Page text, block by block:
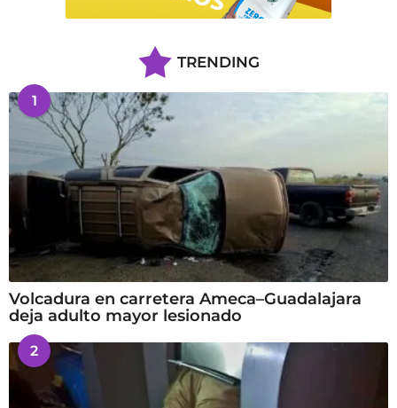
TRENDING
1
Volcadura en carretera Ameca–Guadalajara
deja adulto mayor lesionado
2